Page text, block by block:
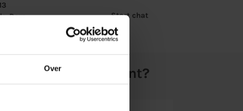
Over
Dorp
Start chat
feest of evenement?